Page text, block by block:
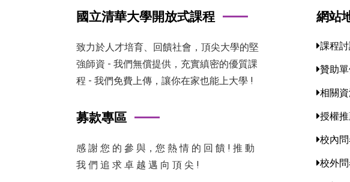
國立清華大學開放式課程
致力於人才培育、回饋社會，頂尖大學的堅
強師資 - 我們無償提供，充實縝密的優質課
程 - 我們免費上傳，讓你在家也能上大學 !
募款專區
感 謝 您 的 參 與，您 熱 情 的 回 饋 ! 推 動
我 們 追 求 卓 越 邁 向 頂 尖 !
網站
課程
贊助
相關
授權
校內
校外